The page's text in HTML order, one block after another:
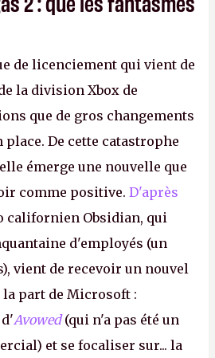
de licenciement qui vient de
la division Xbox de
que de gros changements
De cette catastrophe
émerge une nouvelle que
comme positive. D'après
californien Obsidian, qui
d'employés (un
vient de recevoir un nouvel
part de Microsoft :
Avowed(qui n'a pas été un
et se focaliser sur... la